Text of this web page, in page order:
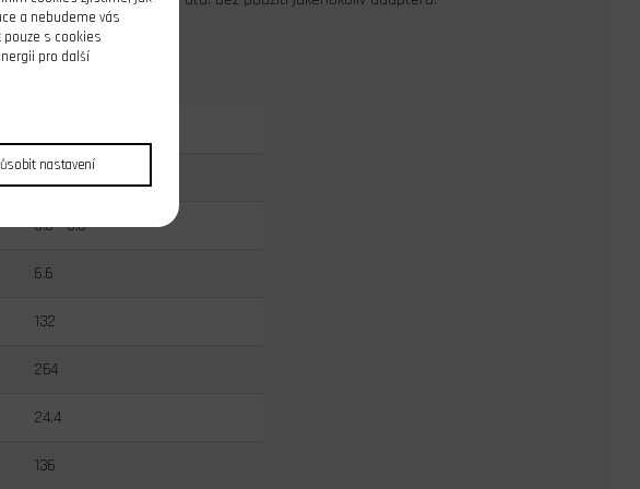
3.3 - 6.6
6.6
132
264
24.4
136
a nebudeme vás
pouze s cookies
pro další
nastavení